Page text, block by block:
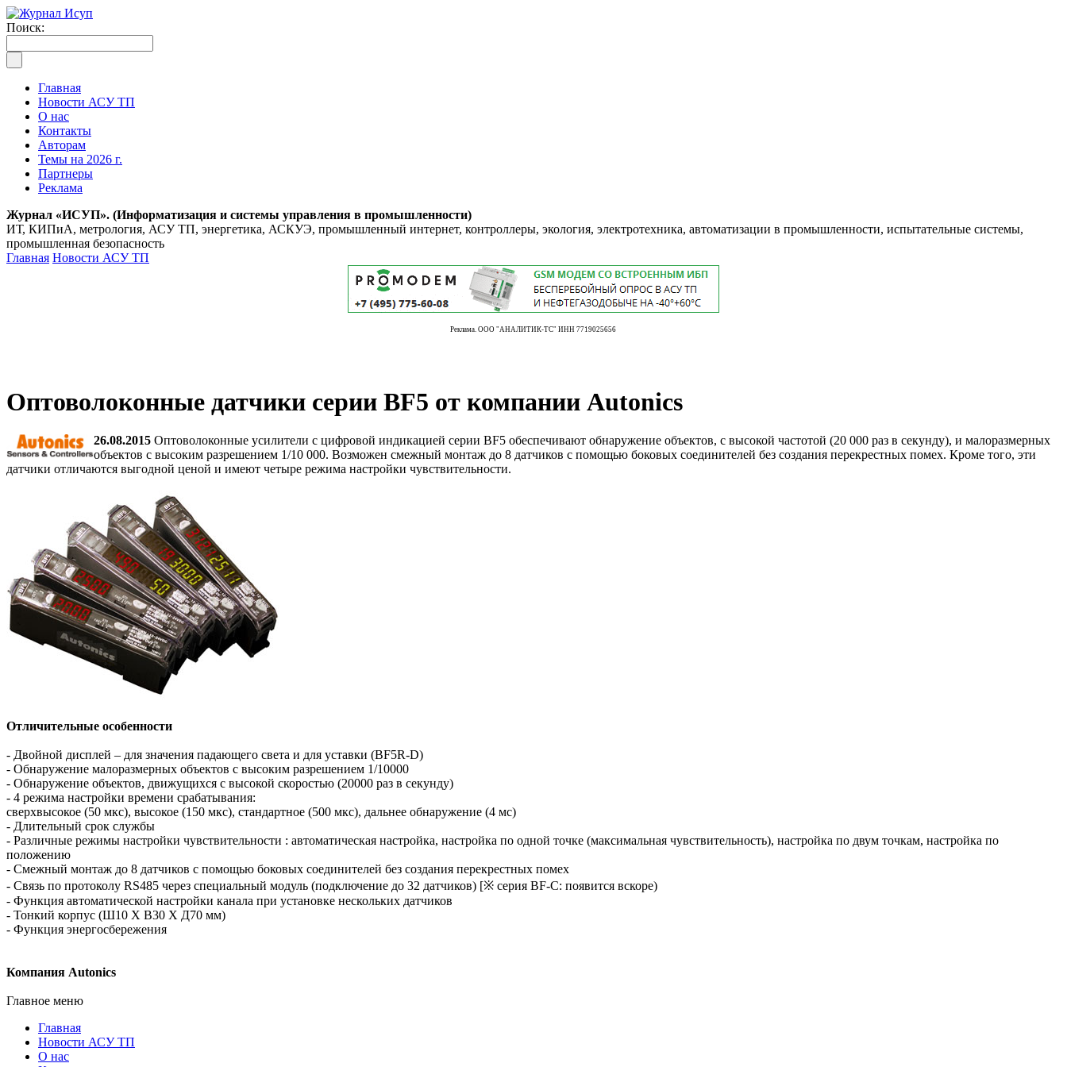
Поиск:
Главная
Новости АСУ ТП
О нас
Контакты
Авторам
Темы на 2026 г.
Партнеры
Реклама
Журнал «ИСУП». (Информатизация и системы управления в промышленности)
ИТ, КИПиА, метрология, АСУ ТП, энергетика, АСКУЭ, промышленный интернет, контроллеры, экология, электротехника, автоматизации в промышленности, испытательные системы,
промышленная безопасность
Главная Новости АСУ ТП
Реклама. ООО "АНАЛИТИК-ТС" ИНН 7719025656
Оптоволоконные датчики серии BF5 от компании Autonics
26.08.2015 Оптоволоконные усилители с цифровой индикацией серии BF5 обеспечивают обнаружение объектов, с высокой частотой (20 000 раз в секунду), и малоразмерных
объектов с высоким разрешением 1/10 000. Возможен смежный монтаж до 8 датчиков с помощью боковых соединителей без создания перекрестных помех. Кроме того, эти
датчики отличаются выгодной ценой и имеют четыре режима настройки чувствительности.
Отличительные особенности
- Двойной дисплей – для значения падающего света и для уставки (BF5R-D)
- Обнаружение малоразмерных объектов с высоким разрешением 1/10000
- Обнаружение объектов, движущихся с высокой скоростью (20000 раз в секунду)
- 4 режима настройки времени срабатывания:
сверхвысокое (50 мкс), высокое (150 мкс), стандартное (500 мкс), дальнее обнаружение (4 мс)
- Длительный срок службы
- Различные режимы настройки чувствительности : автоматическая настройка, настройка по одной точке (максимальная чувствительность), настройка по двум точкам, настройка по
положению
- Смежный монтаж до 8 датчиков с помощью боковых соединителей без создания перекрестных помех
- Связь по протоколу RS485 через специальный модуль (подключение до 32 датчиков) [※ серия BF-C: появится вскоре)
- Функция автоматической настройки канала при установке нескольких датчиков
- Тонкий корпус (Ш10 X В30 X Д70 мм)
- Функция энергосбережения
Компания Autonics
Главное меню
Главная
Новости АСУ ТП
О нас